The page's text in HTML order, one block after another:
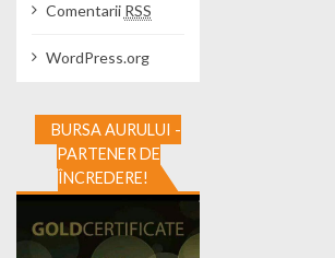
Comentarii RSS
WordPress.org
BURSA AURULUI -
PARTENER DE
ÎNCREDERE!